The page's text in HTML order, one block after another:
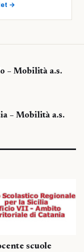
→
– Mobilità a.s.
– Mobilità a.s.
scuole